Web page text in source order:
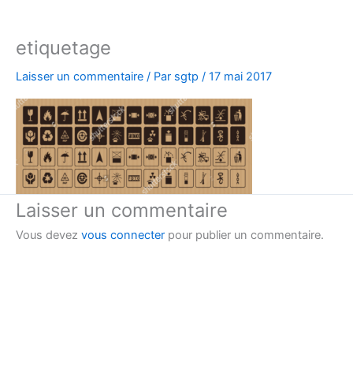
etiquetage
Laisser un commentaire / Par sgtp / 17 mai 2017
Laisser un commentaire
Vous devez vous connecter pour publier un commentaire.